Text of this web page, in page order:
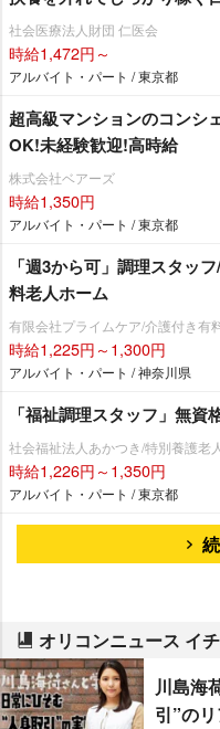
社会医療法人財団 仁医会
時給1,472円～
アルバイト・パート / 東京都
超高級マンションのコンシ
OK!未経験歓迎!高時給
株式会社ベアーズ
時給1,350円
アルバイト・パート / 東京都
「週3から可」調理スタッ
料老人ホーム
有限会社プライムケア/介護付き有
時給1,225円～1,300円
アルバイト・パート / 神奈川県
「福祉調理スタッフ」無
社会福祉法人あかつき/特別養護老
時給1,226円～1,350円
アルバイト・パート / 東京都
オリコンニュース イ
川島海
引”の